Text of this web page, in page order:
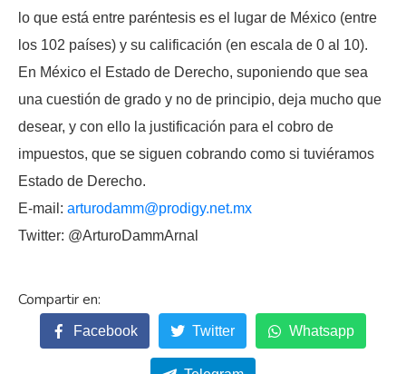
lo que está entre paréntesis es el lugar de México (entre
los 102 países) y su calificación (en escala de 0 al 10).
En México el Estado de Derecho, suponiendo que sea
una cuestión de grado y no de principio, deja mucho que
desear, y con ello la justificación para el cobro de
impuestos, que se siguen cobrando como si tuviéramos
Estado de Derecho.
E-mail: arturodamm@prodigy.net.mx
Twitter: @ArturoDammArnal
Facebook Twitter Whatsapp